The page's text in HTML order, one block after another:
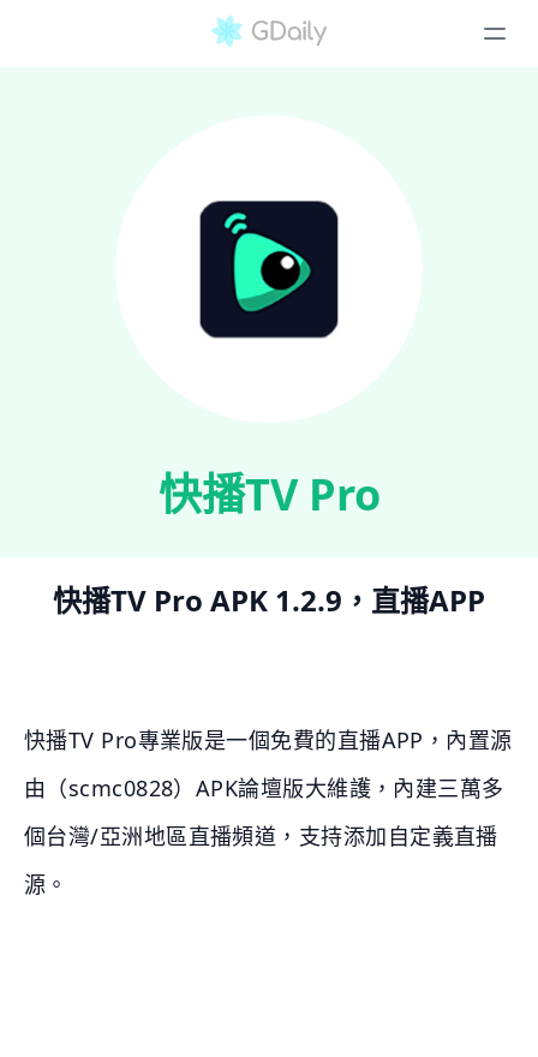
快播TV Pro
快播TV Pro APK 1.2.9，直播APP
快播TV Pro專業版是一個免費的直播APP，內置源
由（scmc0828）APK論壇版大維護，內建三萬多
個台灣/亞洲地區直播頻道，支持添加自定義直播
源。